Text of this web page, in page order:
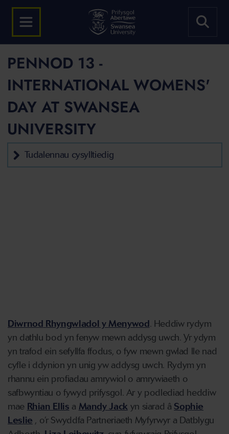
PENNOD 13 -
INTERNATIONAL WOMENS'
DAY AT SWANSEA
UNIVERSITY
Tudalennau cysylltiedig
Diwrnod Rhyngwladol y Menywod. Heddiw rydym
yn dathlu bod yn fenyw mewn addysg uwch.Yr ydym
yn trafod ein sefyllfa ffodus, ofyw mewn gwlad lle nad
cyfle i ddynion yn unig yw addysg uwch. Rydym yn
rhannu ein profiadau amrywiol o amrywiaeth o
safbwyntiau o fywyd prifysgol. Ar y podlediad heddiw
mae Rhian Ellis a Mandy Jack yn siarad âSophie
Leslie , o’r Swyddfa Partneriaeth Myfyrwyra Datblygu